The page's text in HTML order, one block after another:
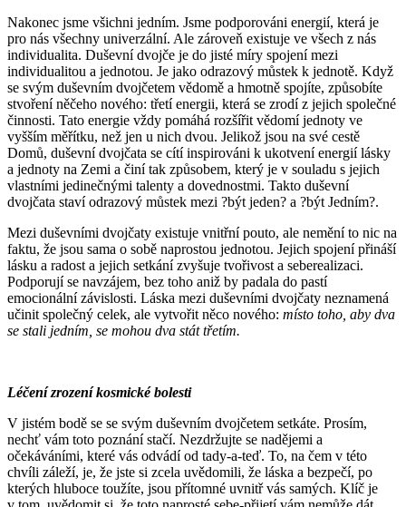
Nakonec jsme všichni jedním. Jsme podporováni energií, která je
pro nás všechny univerzální. Ale zároveň existuje ve všech z nás
individualita. Duševní dvojče je do jisté míry spojení mezi
individualitou a jednotou. Je jako odrazový můstek k jednotě. Když
se svým duševním dvojčetem vědomě a hmotně spojíte, způsobíte
stvoření něčeho nového: třetí energii, která se zrodí z jejich společné
činnosti. Tato energie vždy pomáhá rozšířit vědomí jednoty ve
vyšším měřítku, než jen u nich dvou. Jelikož jsou na své cestě
Domů, duševní dvojčata se cítí inspirováni k ukotvení energií lásky
a jednoty na Zemi a činí tak způsobem, který je v souladu s jejich
vlastními jedinečnými talenty a dovednostmi. Takto duševní
dvojčata staví odrazový můstek mezi ?být jeden? a ?být Jedním?.
Mezi duševními dvojčaty existuje vnitřní pouto, ale nemění to nic na
faktu, že jsou sama o sobě naprostou jednotou. Jejich spojení přináší
lásku a radost a jejich setkání zvyšuje tvořivost a seberealizaci.
Podporují se navzájem, bez toho aniž by padala do pastí
emocionální závislosti. Láska mezi duševními dvojčaty neznamená
učinit společný celek, ale vytvořit něco nového: místo toho, aby dva
se stali jedním, se mohou dva stát třetím.
Léčení zrození kosmické bolesti
V jistém bodě se se svým duševním dvojčetem setkáte. Prosím,
nechť vám toto poznání stačí. Nezdržujte se nadějemi a
očekáváními, které vás odvádí od tady-a-teď. To, na čem v této
chvíli záleží, je, že jste si zcela uvědomili, že láska a bezpečí, po
kterých hluboce toužíte, jsou přítomné uvnitř vás samých. Klíč je